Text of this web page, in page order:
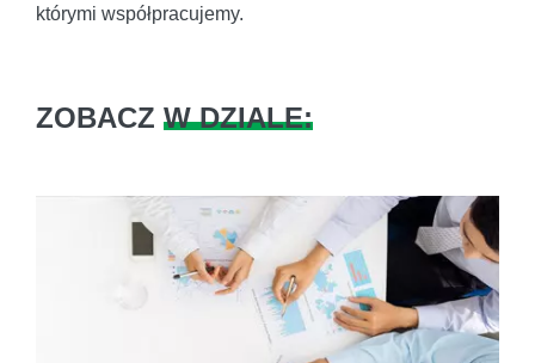
którymi współpracujemy.
ZOBACZ W DZIALE: